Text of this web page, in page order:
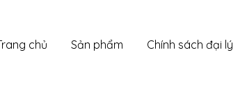
chủ Sản phẩm Chính sách đại lý